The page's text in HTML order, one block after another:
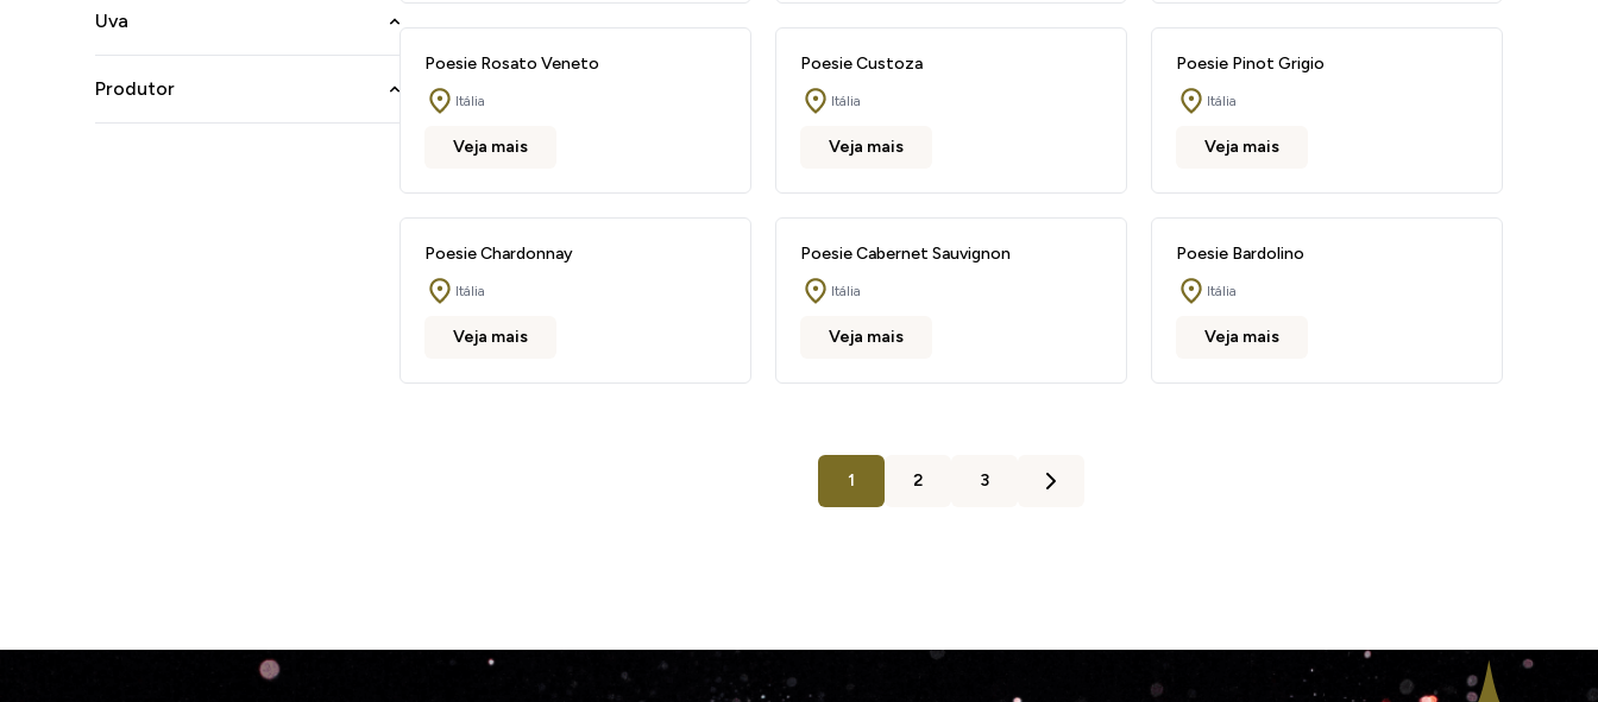
Uva
Produtor
Poesie Rosato Veneto
Itália
Veja mais
Poesie Custoza
Itália
Veja mais
Poesie Pinot Grigio
Itália
Veja mais
Poesie Chardonnay
Itália
Veja mais
Poesie Cabernet Sauvignon
Itália
Veja mais
Poesie Bardolino
Itália
Veja mais
1 2 3